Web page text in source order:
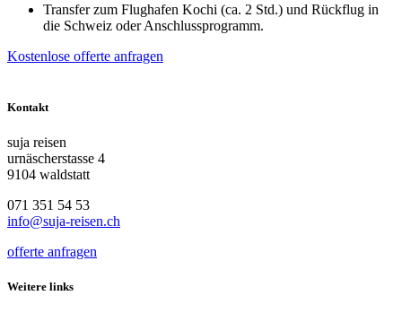
Transfer zum Flughafen Kochi (ca. 2 Std.) und Rückflug in
die Schweiz oder Anschlussprogramm.
Kostenlose offerte anfragen
Kontakt
suja reisen
urnäscherstasse 4
9104 waldstatt
071 351 54 53
info@suja-reisen.ch
offerte anfragen
Weitere links